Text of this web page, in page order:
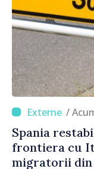
/
Spania
frontiera cu
migratorii din